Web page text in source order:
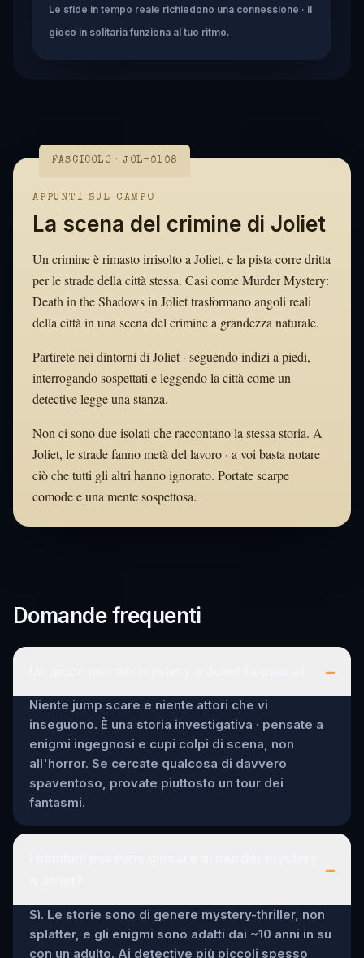
Le sfide in tempo reale richiedono una connessione · il
gioco in solitaria funziona al tuo ritmo.
FASCICOLO · JOL-0108
APPUNTI SUL CAMPO
La scena del crimine di Joliet
Un crimine è rimasto irrisolto a Joliet, e la pista corre dritta
per le strade della città stessa. Casi come Murder Mystery:
Death in the Shadows in Joliet trasformano angoli reali
della città in una scena del crimine a grandezza naturale.
Partirete nei dintorni di Joliet · seguendo indizi a piedi,
interrogando sospettati e leggendo la città come un
detective legge una stanza.
Non ci sono due isolati che raccontano la stessa storia. A
Joliet, le strade fanno metà del lavoro · a voi basta notare
ciò che tutti gli altri hanno ignorato. Portate scarpe
comode e una mente sospettosa.
Domande frequenti
–
Niente jump scare e niente attori che vi
inseguono. È una storia investigativa · pensate a
enigmi ingegnosi e cupi colpi di scena, non
all'horror. Se cercate qualcosa di davvero
spaventoso, provate piuttosto un tour dei
fantasmi.
–
Sì. Le storie sono di genere mystery-thriller, non
splatter, e gli enigmi sono adatti dai ~10 anni in su
con un adulto. Ai detective più piccoli spesso